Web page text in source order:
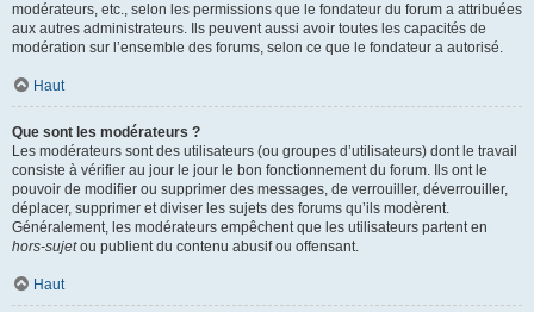
modérateurs, etc., selon les permissions que le fondateur du forum a attribuées
aux autres administrateurs. Ils peuvent aussi avoir toutes les capacités de
modération sur l’ensemble des forums, selon ce que le fondateur a autorisé.
Haut
Que sont les modérateurs ?
Les modérateurs sont des utilisateurs (ou groupes d’utilisateurs) dont le travail
consiste à vérifier au jour le jour le bon fonctionnement du forum. Ils ont le
pouvoir de modifier ou supprimer des messages, de verrouiller, déverrouiller,
déplacer, supprimer et diviser les sujets des forums qu’ils modèrent.
Généralement, les modérateurs empêchent que les utilisateurs partent en
hors-sujetou publient du contenu abusif ou offensant.
Haut